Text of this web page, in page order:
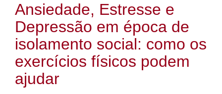
Ansiedade, Estresse e
Depressão em época de
isolamento social: como os
exercícios físicos podem
ajudar